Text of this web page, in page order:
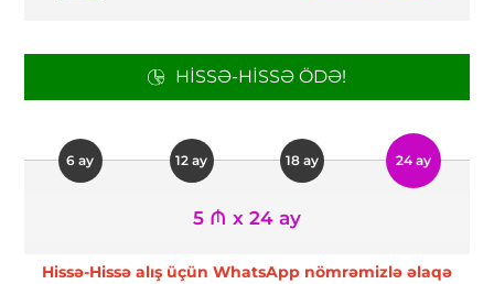
HISSƏ-HISSƏ ÖDƏ!
6 ay 12 ay 18 ay 24 ay
5 ₼ x 24 ay
Hissə-Hissə alış üçün WhatsApp nömrəmizlə əlaqə